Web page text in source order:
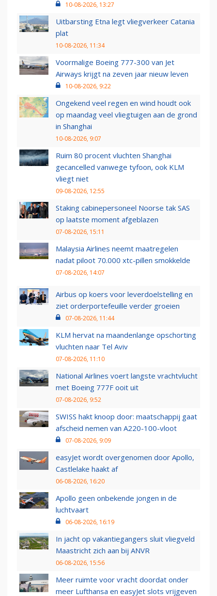
10-08-2026, 13:27
Uitbarsting Etna legt vliegverkeer Catania
plat
10-08-2026, 11:34
Voormalige Boeing 777-300 van Jet
Airways krijgt na zeven jaar nieuw leven
10-08-2026, 9:22
Ongekend veel regen en wind houdt ook
op maandag veel vliegtuigen aan de grond
in Shanghai
10-08-2026, 9:07
Ruim 80 procent vluchten Shanghai
gecancelled vanwege tyfoon, ook KLM
vliegt niet
09-08-2026, 12:55
Staking cabinepersoneel Noorse tak SAS
op laatste moment afgeblazen
07-08-2026, 15:11
Malaysia Airlines neemt maatregelen
nadat piloot 70.000 xtc-pillen smokkelde
07-08-2026, 14:07
Airbus op koers voor leverdoelstelling en
ziet orderportefeuille verder groeien
07-08-2026, 11:44
KLM hervat na maandenlange opschorting
vluchten naar Tel Aviv
07-08-2026, 11:10
National Airlines voert langste vrachtvlucht
met Boeing 777F ooit uit
07-08-2026, 9:52
SWISS hakt knoop door: maatschappij gaat
afscheid nemen van A220-100-vloot
07-08-2026, 9:09
easyJet wordt overgenomen door Apollo,
Castlelake haakt af
06-08-2026, 16:20
Apollo geen onbekende jongen in de
luchtvaart
06-08-2026, 16:19
In jacht op vakantiegangers sluit vliegveld
Maastricht zich aan bij ANVR
06-08-2026, 15:56
Meer ruimte voor vracht doordat onder
meer Lufthansa en easyJet slots vrijgeven